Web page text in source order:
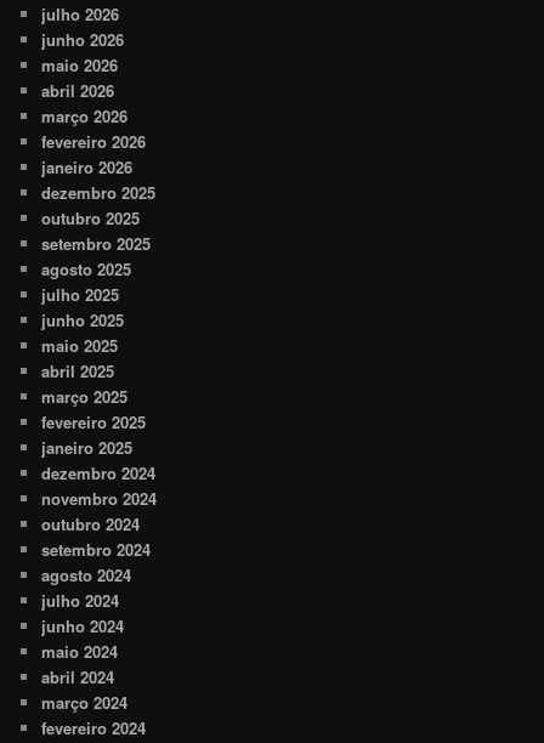
julho 2026
junho 2026
maio 2026
abril 2026
março 2026
fevereiro 2026
janeiro 2026
dezembro 2025
outubro 2025
setembro 2025
agosto 2025
julho 2025
junho 2025
maio 2025
abril 2025
março 2025
fevereiro 2025
janeiro 2025
dezembro 2024
novembro 2024
outubro 2024
setembro 2024
agosto 2024
julho 2024
junho 2024
maio 2024
abril 2024
março 2024
fevereiro 2024